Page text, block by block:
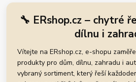
🔧 ERshop.cz – chytré
dílnu i
Vítejte na ERshop.cz, e-shopu
produkty pro dům, dílnu, zahradu i
vybraný sortiment, který řeší